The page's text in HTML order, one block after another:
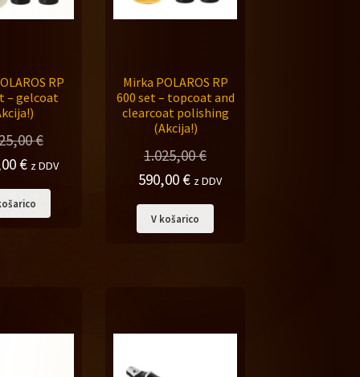
RP
– gelcoat
€
€Trenutna
cena
je:
z DDV
Mirka POLAROS RP
600 set – topcoat and
clearcoat polishing
(Akcija!)
1.025,00€
Izvirna
cena
je
590,00 €Trenutna
cena
je:
z DDV
V košarico